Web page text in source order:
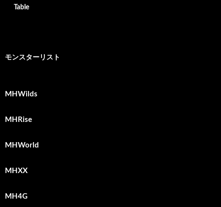
Table
モンスターリスト
MHWilds
MHRise
MHWorld
MHXX
MH4G